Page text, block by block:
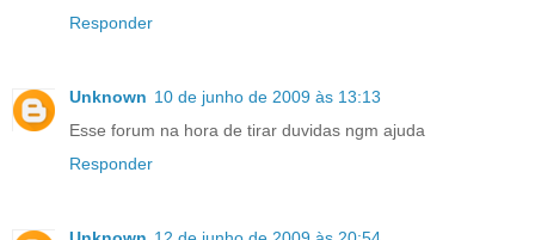
Responder
Unknown 10 de junho de 2009 às 13:13
Esse forum na hora de tirar duvidas ngm ajuda
Responder